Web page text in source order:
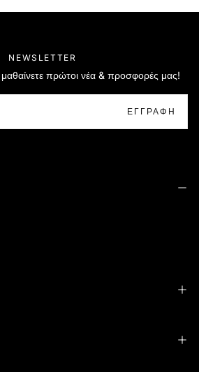
NEWSLETTER
πρώτοι νέα & προσφορές μας!
ΕΓΓΡΑΦΉ